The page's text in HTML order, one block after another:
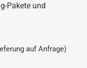
Pakete und
auf Anfrage)